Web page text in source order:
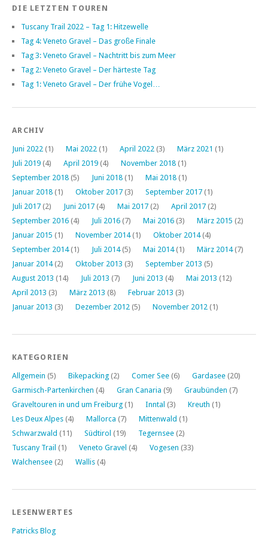
DIE LETZTEN TOUREN
Tuscany Trail 2022 – Tag 1: Hitzewelle
Tag 4: Veneto Gravel – Das große Finale
Tag 3: Veneto Gravel – Nachtritt bis zum Meer
Tag 2: Veneto Gravel – Der härteste Tag
Tag 1: Veneto Gravel – Der frühe Vogel…
ARCHIV
Juni 2022 (1) Mai 2022 (1) April 2022 (3) März 2021 (1)
Juli 2019 (4) April 2019 (4) November 2018 (1)
September 2018 (5) Juni 2018 (1) Mai 2018 (1)
Januar 2018 (1) Oktober 2017 (3) September 2017 (1)
Juli 2017 (2) Juni 2017 (4) Mai 2017 (2) April 2017 (2)
September 2016 (4) Juli 2016 (7) Mai 2016 (3) März 2015 (2)
Januar 2015 (1) November 2014(1) Oktober 2014(4)
September 2014(1) Juli 2014(5) Mai 2014(1) März 2014(7)
Januar 2014(2) Oktober 2013 (3) September 2013 (5)
August 2013 (14) Juli 2013 (7) Juni 2013 (4) Mai 2013 (12)
April 2013 (3) März 2013 (8) Februar 2013 (3)
Januar 2013 (3) Dezember 2012 (5) November 2012 (1)
KATEGORIEN
Allgemein (5) Bikepacking (2) Comer See (6) Gardasee (20)
Garmisch-Partenkirchen (4) Gran Canaria (9) Graubünden (7)
Graveltouren in und um Freiburg (1) Inntal (3) Kreuth (1)
Les Deux Alpes (4) Mallorca (7) Mittenwald (1)
Schwarzwald (11) Südtirol (19) Tegernsee (2)
Tuscany Trail (1) Veneto Gravel (4) Vogesen (33)
Walchensee (2) Wallis (4)
LESENWERTES
Patricks Blog